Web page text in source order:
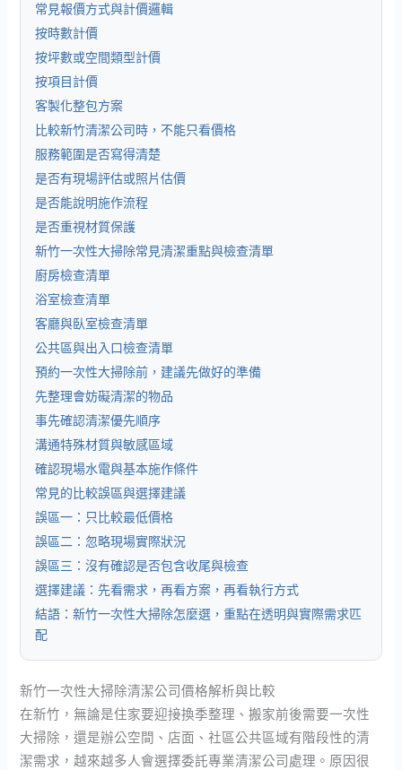
常見報價方式與計價邏輯
按時數計價
按坪數或空間類型計價
按項目計價
客製化整包方案
比較新竹清潔公司時，不能只看價格
服務範圍是否寫得清楚
是否有現場評估或照片估價
是否能說明施作流程
是否重視材質保護
新竹一次性大掃除常見清潔重點與檢查清單
廚房檢查清單
浴室檢查清單
客廳與臥室檢查清單
公共區與出入口檢查清單
預約一次性大掃除前，建議先做好的準備
先整理會妨礙清潔的物品
事先確認清潔優先順序
溝通特殊材質與敏感區域
確認現場水電與基本施作條件
常見的比較誤區與選擇建議
誤區一：只比較最低價格
誤區二：忽略現場實際狀況
誤區三：沒有確認是否包含收尾與檢查
選擇建議：先看需求，再看方案，再看執行方式
結語：新竹一次性大掃除怎麼選，重點在透明與實際需求匹
配
新竹一次性大掃除清潔公司價格解析與比較
在新竹，無論是住家要迎接換季整理、搬家前後需要一次性
大掃除，還是辦公空間、店面、社區公共區域有階段性的清
潔需求，越來越多人會選擇委託專業清潔公司處理。原因很